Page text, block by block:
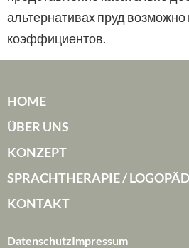
альтернативах пруд
коэффициентов.
HOME
ÜBER UNS
KONZEPT
SPRACHTHERAPIE /
KONTAKT
DatenschutzImpressum